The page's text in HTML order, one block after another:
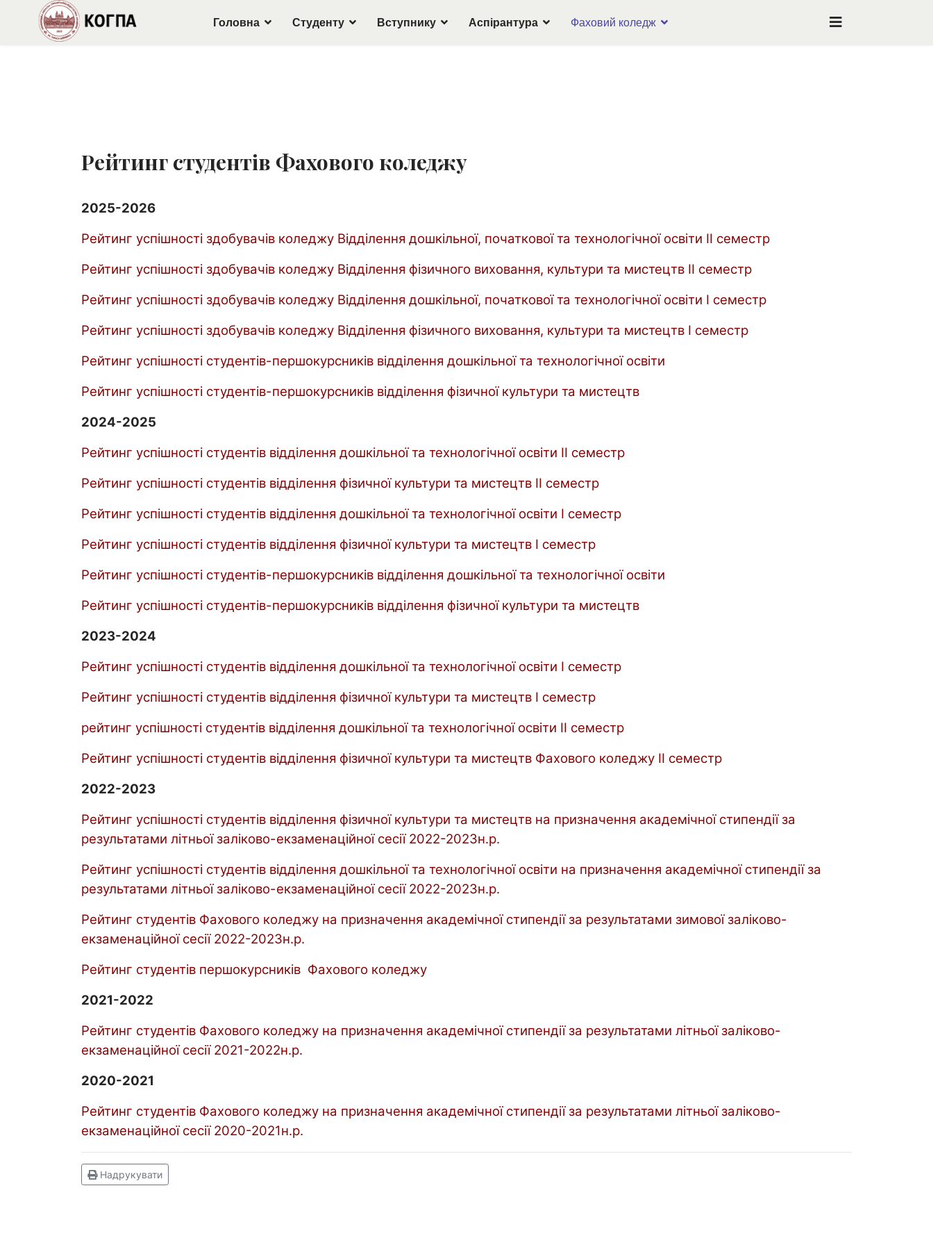
Головна Студенту Вступнику Аспірантура Фаховий коледж
Рейтинг студентів Фахового коледжу
2025-2026
Рейтинг успішності здобувачів коледжу Відділення дошкільної, початкової та технологічної освіти IІ семестр
Рейтинг успішності здобувачів коледжу Відділення фізичного виховання, культури та мистецтв IІ семестр
Рейтинг успішності здобувачів коледжу Відділення дошкільної, початкової та технологічної освіти І семестр
Рейтинг успішності здобувачів коледжу Відділення фізичного виховання, культури та мистецтв І семестр
Рейтинг успішності студентів-першокурсників відділення дошкільної та технологічної освіти
Рейтинг успішності студентів-першокурсників відділення фізичної культури та мистецтв
2024-2025
Рейтинг успішності студентів відділення дошкільної та технологічної освіти ІІ семестр
Рейтинг успішності студентів відділення фізичної культури та мистецтв ІІ семестр
Рейтинг успішності студентів відділення дошкільної та технологічної освіти І семестр
Рейтинг успішності студентів відділення фізичної культури та мистецтв І семестр
Рейтинг успішності студентів-першокурсників відділення дошкільної та технологічної освіти
Рейтинг успішності студентів-першокурсників відділення фізичної культури та мистецтв
2023-2024
Рейтинг успішності студентів відділення дошкільної та технологічної освіти І семестр
Рейтинг успішності студентів відділення фізичної культури та мистецтв І семестр
рейтинг успішності студентів відділення дошкільної та технологічної освіти ІІ семестр
Рейтинг успішності студентів відділення фізичної культури та мистецтв Фахового коледжу ІІ семестр
2022-2023
Рейтинг успішності студентів відділення фізичної культури та мистецтв на призначення академічної стипендії за
результатами літньої заліково-екзаменаційної сесії 2022-2023н.р.
Рейтинг успішності студентів відділення дошкільної та технологічної освіти на призначення академічної стипендії за
результатами літньої заліково-екзаменаційної сесії 2022-2023н.р.
Рейтинг студентів Фахового коледжу на призначення академічної стипендії за результатами зимової заліково-
екзаменаційної сесії 2022-2023н.р.
Рейтинг студентів першокурсників Фахового коледжу
2021-2022
Рейтинг студентів Фахового коледжу на призначення академічної стипендії за результатами літньої заліково-
екзаменаційної сесії 2021-2022н.р.
2020-2021
Рейтинг студентів Фахового коледжу на призначення академічної стипендії за результатами літньої заліково-
екзаменаційної сесії 2020-2021н.р.
Надрукувати